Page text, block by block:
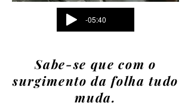
-05:40
Sabe-se que com o
surgimento da folha tudo
muda.